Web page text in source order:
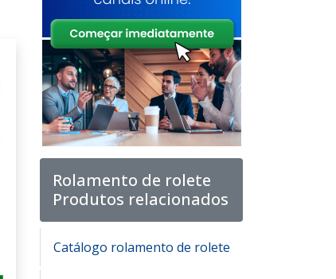
Rolamento de rolete
Produtos relacionados
Catálogo rolamento de rolete